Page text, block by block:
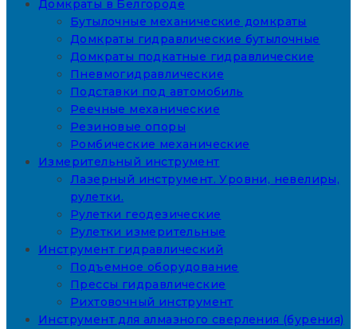
Домкраты в Белгороде
Бутылочные механические домкраты
Домкраты гидравлические бутылочные
Домкраты подкатные гидравлические
Пневмогидравлические
Подставки под автомобиль
Реечные механические
Резиновые опоры
Ромбические механические
Измерительный инструмент
Лазерный инструмент. Уровни, невелиры,
рулетки.
Рулетки геодезические
Рулетки измерительные
Инструмент гидравлический
Подъемное оборудование
Прессы гидравлические
Рихтовочный инструмент
Инструмент для алмазного сверления (бурения)